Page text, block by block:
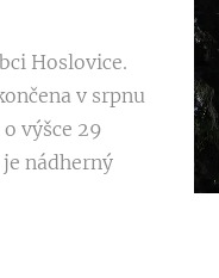
Hoslovice.
v srpnu
výšce 29
nádherný